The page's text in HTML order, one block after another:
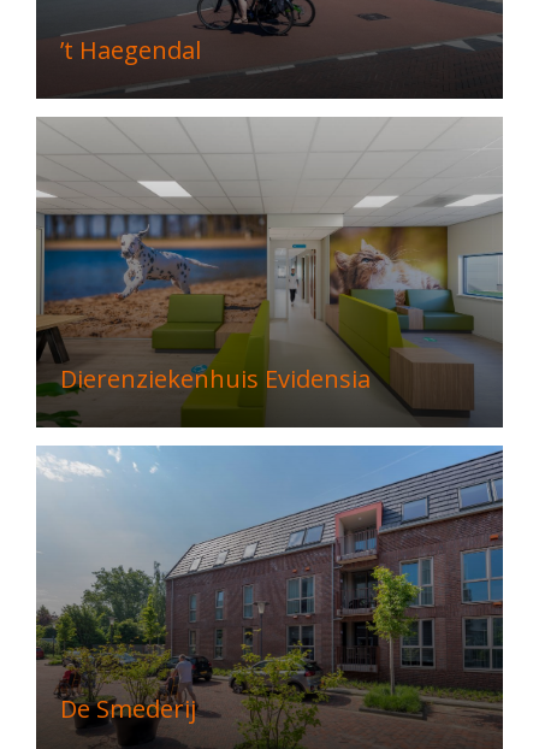
’t Haegendal
Dierenziekenhuis Evidensia
De Smederij